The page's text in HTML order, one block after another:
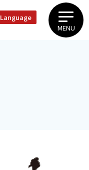
Language
MENU